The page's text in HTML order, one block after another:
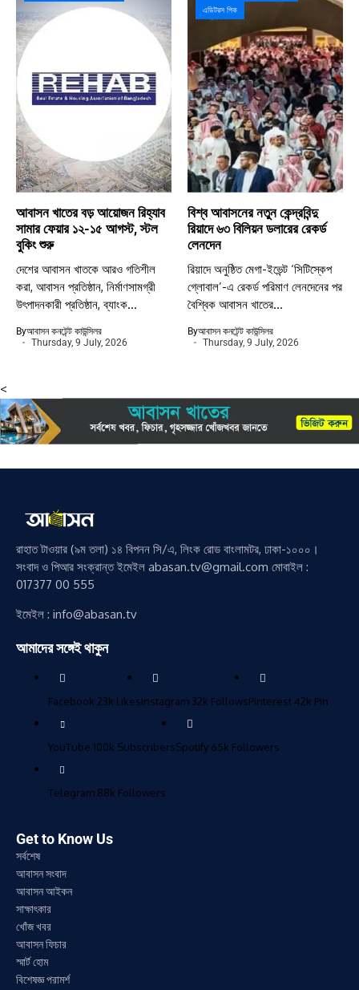
আবাসন খাতের বড় আয়োজন রিহ্যাব
সামার ফেয়ার ১২-১৫ আগস্ট, স্টল
বুকিং শুরু
দেশের আবাসন খাতকে আরও গতিশীল
করা, আবাসন প্রতিষ্ঠান, নির্মাণসামগ্রী
উৎপাদনকারী প্রতিষ্ঠান, ব্যাংক...
Byআবাসন কনটেন্ট কাউন্সিলর
Thursday, 9 July, 2026
এডিটরস পিক
বিশ্ব আবাসনের নতুন কেন্দ্রবিন্দু
রিয়াদে ৬৩ বিলিয়ন ডলারের রেকর্ড
লেনদেন
রিয়াদে অনুষ্ঠিত মেগা-ইভেন্ট ‘সিটিস্কেপ
গ্লোবাল’-এ রেকর্ড পরিমাণ লেনদেনের পর
বৈশ্বিক আবাসন খাতের...
Byআবাসন কনটেন্ট কাউন্সিলর
Thursday, 9 July, 2026
<
রাহাত টাওয়ার (৯ম তলা) ১৪ বিপনন সি/এ, লিংক রোড বাংলামটর, ঢাকা-১০০০।
সংবাদ ও পিআর সংক্রান্ত ইমেইল abasan.tv@gmail.com মোবাইল :
017377 00 555
ইমেইল : info@abasan.tv
আমাদের সঙ্গেই থাকুন
Facebook 23k LikesInstagram 32k FollowsPinterest42k Pin
YouTube 100k SubscribersSpotify 65k Followers
Telegram 88k Followers
Get to Know Us
সর্বশেষ
আবাসন সংবাদ
আবাসন আইকন
সাক্ষাৎকার
খোঁজ খবর
আবাসন ফিচার
স্মার্ট হোম
বিশেষজ্ঞ পরামর্শ